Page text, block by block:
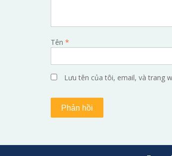
Tên *
Lưu tên của tôi, email, và trang